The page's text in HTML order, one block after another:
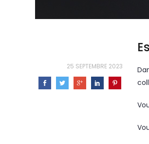
25 SEPTEMBRE 2023